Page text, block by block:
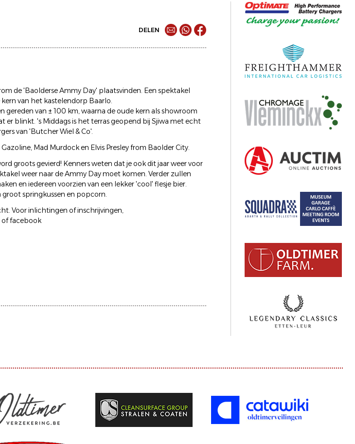
DELEN
de 'Baolderse Ammy Day' plaatsvinden. Een spektakel
van het kastelendorp Baarlo.
gereden van ± 100 km, waarna de oude kern als showroom
er blinkt. 's Middags is het terras geopend bij Sjiwa met echt
van 'Butcher Wiel & Co'.
Mad Murdock en Elvis Presley from Baolder City.
groots gevierd! Kenners weten dat je ook dit jaar weer voor
weer naar de Ammy Day moet komen. Verder zullen
en iedereen voorzien van een lekker 'cool' flesje bier.
groot springkussen en popcorn.
Voor inlichtingen of inschrijvingen,
of facebook